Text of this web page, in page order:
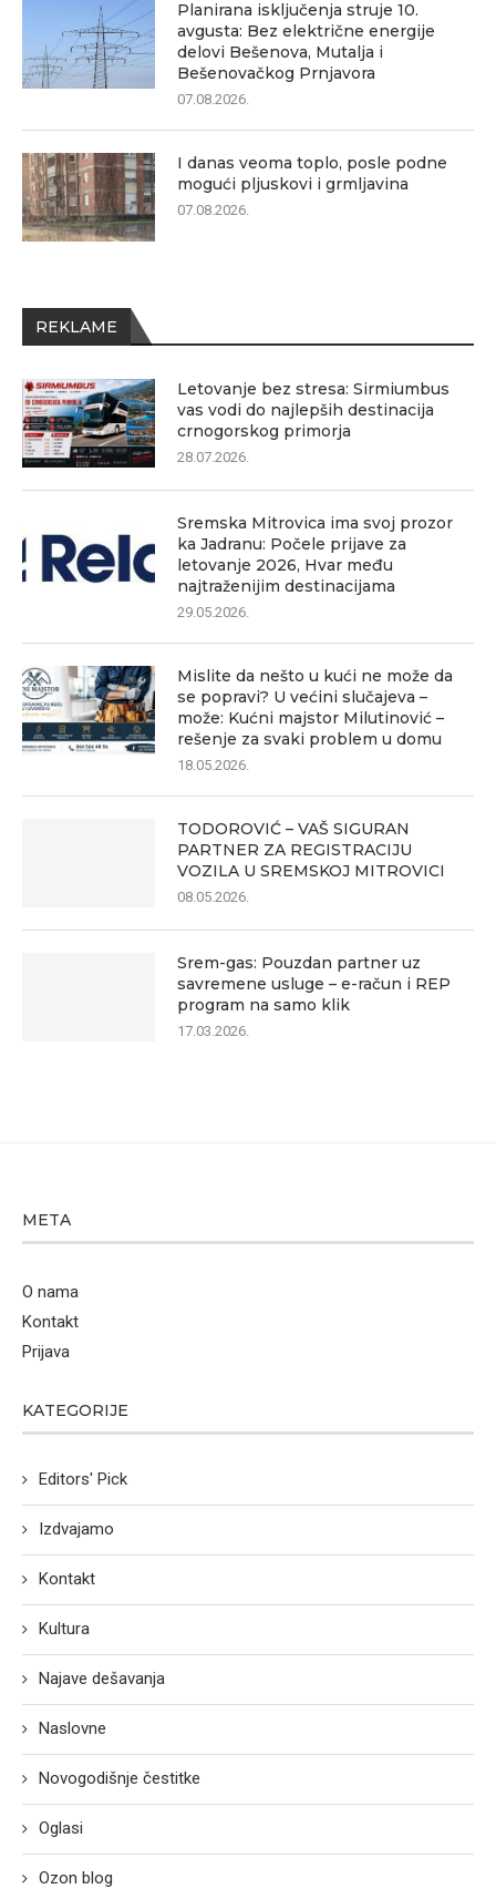
Planirana isključenja struje 10.
avgusta: Bez električne energije
delovi Bešenova, Mutalja i
Bešenovačkog Prnjavora
07.08.2026.
I danas veoma toplo, posle podne
mogući pljuskovi i grmljavina
07.08.2026.
REKLAME
Letovanje bez stresa: Sirmiumbus
vas vodi do najlepših destinacija
crnogorskog primorja
28.07.2026.
Sremska Mitrovica ima svoj prozor
ka Jadranu: Počele prijave za
letovanje 2026, Hvar među
najtraženijim destinacijama
29.05.2026.
Mislite da nešto u kući ne može da
se popravi? U većini slučajeva –
može: Kućni majstor Milutinović –
rešenje za svaki problem u domu
18.05.2026.
TODOROVIĆ – VAŠ SIGURAN
PARTNER ZA REGISTRACIJU
VOZILA U SREMSKOJ MITROVICI
08.05.2026.
Srem-gas: Pouzdan partner uz
savremene usluge – e-račun i REP
program na samo klik
17.03.2026.
META
O nama
Kontakt
Prijava
KATEGORIJE
Editors' Pick
Izdvajamo
Kontakt
Kultura
Najave dešavanja
Naslovne
Novogodišnje čestitke
Oglasi
Ozon blog